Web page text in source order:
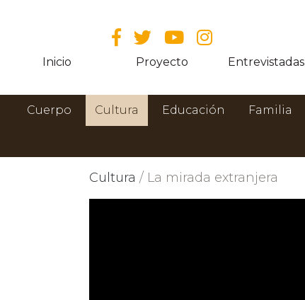
Inicio Proyecto Entrevistadas
Cuerpo Cultura Educación Familia
Cultura / La mirada extranjera